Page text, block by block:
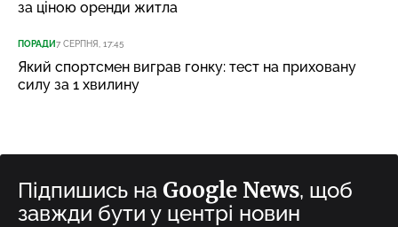
за ціною оренди житла
ПОРАДИ7 СЕРПНЯ, 17:45
Який спортсмен виграв гонку: тест на приховану
силу за 1 хвилину
Підпишись на Google News, щоб
завжди бути у центрі новин